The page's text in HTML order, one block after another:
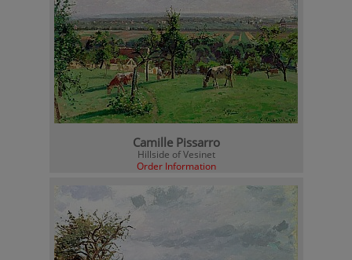
Camille Pissarro
Hillside of Vesinet
Order Information